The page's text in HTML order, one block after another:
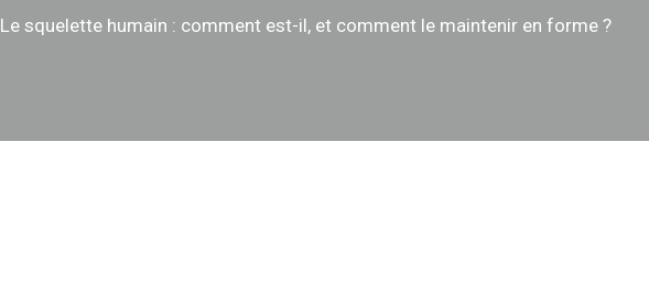
Le squelette humain : comment est-il, et comment le maintenir en forme ?